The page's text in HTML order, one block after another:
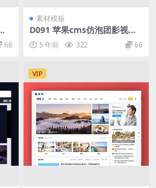
66
素材模板
D091 苹果cms仿泡团影视网
主题模板
5 年前 322 66
VIP